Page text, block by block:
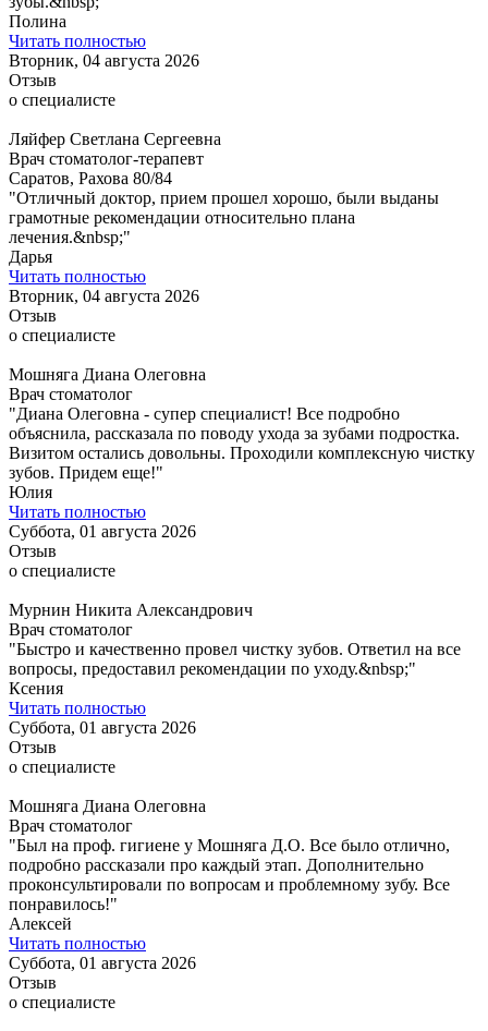
Полина
Читать полностью
Вторник, 04 августа 2026
Отзыв
о специалисте
Ляйфер Светлана Сергеевна
Врач стоматолог-терапевт
Саратов, Рахова 80/84
"Отличный доктор, прием прошел хорошо, были выданы
грамотные рекомендации относительно плана
лечения.&nbsp;"
Дарья
Читать полностью
Вторник, 04 августа 2026
Отзыв
о специалисте
Мошняга Диана Олеговна
Врач стоматолог
"Диана Олеговна - супер специалист! Все подробно
объяснила, рассказала по поводу ухода за зубами подростка.
Визитом остались довольны. Проходили комплексную чистку
зубов. Придем еще!"
Юлия
Читать полностью
Суббота, 01 августа 2026
Отзыв
о специалисте
Мурнин Никита Александрович
Врач стоматолог
"Быстро и качественно провел чистку зубов. Ответил на все
вопросы, предоставил рекомендации по уходу.&nbsp;"
Ксения
Читать полностью
Суббота, 01 августа 2026
Отзыв
о специалисте
Мошняга Диана Олеговна
Врач стоматолог
"Был на проф. гигиене у Мошняга Д.О. Все было отлично,
подробно рассказали про каждый этап. Дополнительно
проконсультировали по вопросам и проблемному зубу. Все
понравилось!"
Алексей
Читать полностью
Суббота, 01 августа 2026
Отзыв
о специалисте